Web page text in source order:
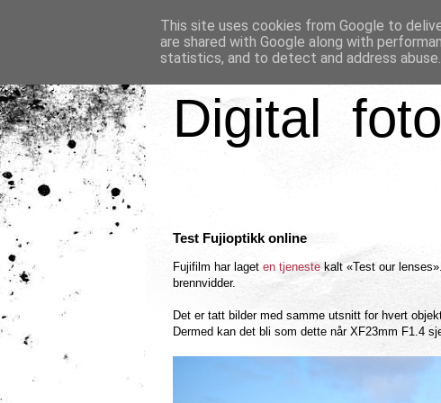
Digital
Test Fujioptikk online
Fujifilm har laget en tjenestekalt «Test our
brennvidder.
Det er tatt bilder med samme utsnitt for hvert
Dermed kan det bli som dette når XF23mm F1.4
This site uses cookies from Google to
are shared with Google along with
statistics, and to detect and address abuse.